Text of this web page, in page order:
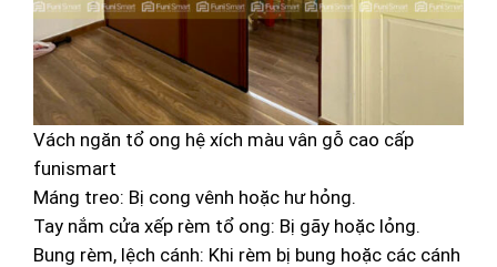
Vách ngăn tổ ong hệ xích màu vân gỗ cao cấp
funismart
Máng treo: Bị cong vênh hoặc hư hỏng.
Tay nắm cửa xếp rèm tổ ong: Bị gãy hoặc lỏng.
Bung rèm, lệch cánh: Khi rèm bị bung hoặc các cánh